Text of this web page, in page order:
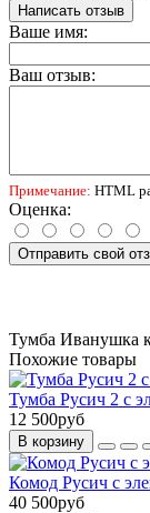
Написать отзыв
Ваше имя:
Ваш отзыв:
Примечание: HTML
Оценка:
Отправить свой
Тумба Иванушка
Похожие товары
Тумба Русич 2 с
12 500руб
В корзину
Комод Русич с
40 500руб